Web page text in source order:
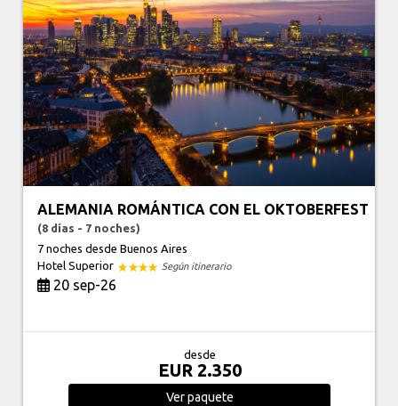
ALEMANIA ROMÁNTICA CON EL OKTOBERFEST
(8 días - 7 noches)
7 nochesdesde Buenos Aires
Hotel Superior
Según itinerario
20 sep-26
desde
EUR 2.350
Verpaquete